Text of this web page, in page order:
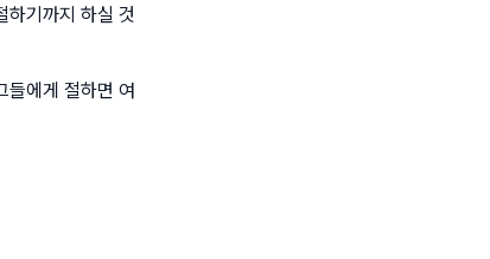
하기까지 하실 것
들에게 절하면 여